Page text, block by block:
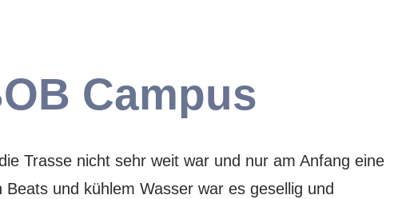
Campus
Trasse nicht sehr weit war und nur am Anfang eine
und kühlem Wasser war es gesellig und